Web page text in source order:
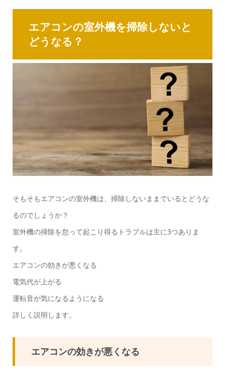
エアコンの室外機を掃除しないと
どうなる？
そもそもエアコンの室外機は、掃除しないままでいるとどうな
るのでしょうか？
室外機の掃除を怠って起こり得るトラブルは主に3つありま
す。
エアコンの効きが悪くなる
電気代が上がる
運転音が気になるようになる
詳しく説明します。
エアコンの効きが悪くなる